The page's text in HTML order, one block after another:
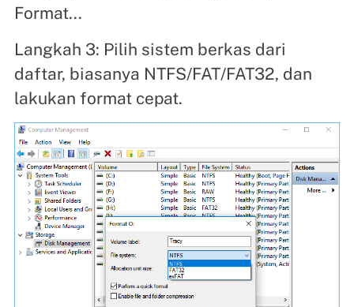
Format...
Langkah 3: Pilih sistem berkas dari
daftar, biasanya NTFS/FAT/FAT32, dan
lakukan format cepat.